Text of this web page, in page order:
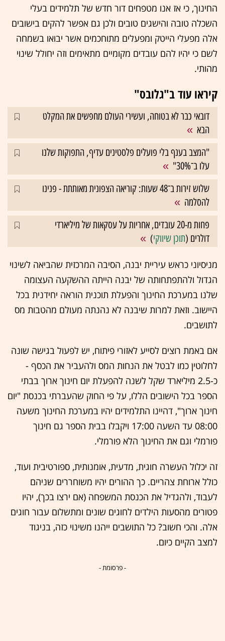
החינוך, כי אז אנו מטפחים דור חדש של תלמידים בעלי
השכלה טובה והישגים טובים ולכן גם אפשר להקים בישובים
אלה מפעלי הייטק ומפעלים מתוחכמים אשר יבואו בשמחה
לשם כי יהיו להם עובדים מקומיים מתאימים וזה יחולל שינוי
מהותי.
קיראו עוד ב"גלובס"
דובאי כבר לא בטוחה, ועשירי העולם מחפשים את המקלט
הבא
"המצב בענף בלי פועלים פלסטינים עדיף, התפוקות שלנו
עלו ב־30%"
שלוש זירות ב־48 שעות: קוריאה הצפונית מאותתת - פנינו
להסלמה
פחות מ-20 עובדים, אחריות על עסקאות של מיליארדי
דולרים (תוכן שיווקי)
מניסיוני כראש עיריית יבנה, הסיבה המרכזית שהביאה לשינוי
הגדול ולהתפתחותה של יבנה הייתה ההשקעה העצומה
שלנו במערכת החינוך והפעלת תוכנית הוראה יחידנית בכל
היישוב. וזאת למרות שיבנה לא נהנתה מעולם מהטבות מס
לתושבים.
אם באמת רוצים לסייע לאזורי פיתוח, יש לפעול בגישה שונה
לחלוטין כמו לבטל את הנחות המס ולהעביר את הכסף -
כ-2.5 מיליארד שקל לשנה להפעלת יום חינוך ארוך בבתי
הספר בכל הישובים הללו, על פי החוק שהעברתי בכנסת "יום
חינוך ארוך", דהיינו התלמידים יהיו במערכת החינוך משעה
08:00 עד השעה 17:00 ויקבלו בבית הספר גם חינוך
פורמלי וגם את החינוך הלא פורמלי.
זה יכלול העשרה חוגית, מדעית, אומנותית, ספורטיבית ועוד,
כולל ארוחת צהריים. כך ההורים יהיו משוחררים שניהם
לעבוד, ולהגדיל את הכנסת המשפחה (אם ירצו בכך), יהיו
פטורים מהסעות הילדים לחוגים שונים ומתשלום עבור חוגים
אלה. והכי חשוב? כל התושבים ייהנו משינוי כזה, בניגוד
למצב הקיים כיום.
- פרסומת -